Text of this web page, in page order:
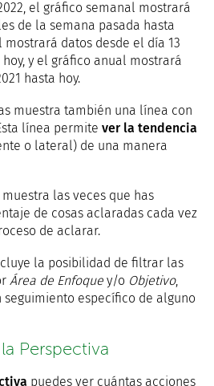
el gráfico semanal mostrará
de la semana pasada hasta
datos desde el día 13
y el gráfico anual mostrará
hasta hoy.
muestra también una línea con
línea permite ver la tendencia
o lateral) de una manera
las veces que has
de cosas aclaradas cada vez
de aclarar.
la posibilidad de filtrar las
Área de Enfoque y/o Objetivo,
específico de alguno
Perspectiva
puedes ver cuántas acciones